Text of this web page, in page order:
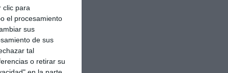
clic para
el procesamiento
sus
de sus
tal
o retirar su